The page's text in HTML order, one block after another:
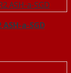
a-SGD